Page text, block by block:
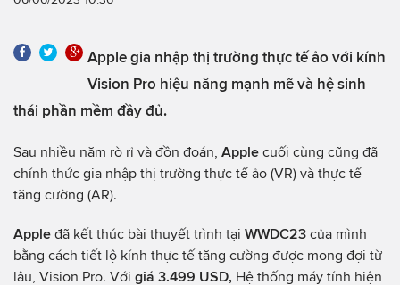
Apple gia nhập thị trường thực tế ảo với kính
Vision Pro hiệu năng mạnh mẽ và hệ sinh
thái phần mềm đầy đủ.
Sau nhiều năm rò rỉ và đồn đoán, Apple cuối cùng cũng đã
chính thức gia nhập thị trường thực tế ảo (VR) và thực tế
tăng cường (AR).
Apple đã kết thúc bài thuyết trình tại WWDC23 của mình
bằng cách tiết lộ kính thực tế tăng cường được mong đợi từ
lâu, Vision Pro. Với giá 3.499 USD, Hệ thống máy tính hiện